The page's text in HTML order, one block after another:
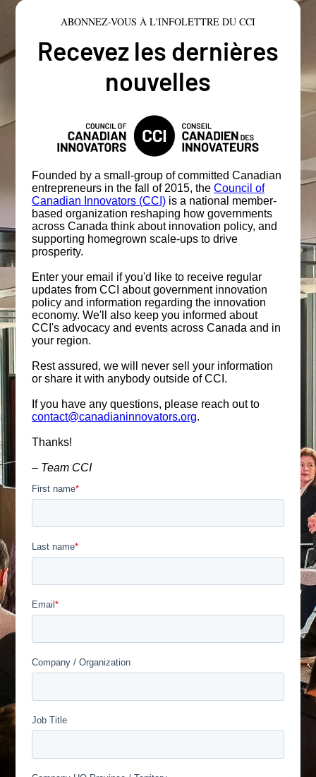
ABONNEZ-VOUS À L'INFOLETTRE DU CCI
Recevez les dernières
nouvelles